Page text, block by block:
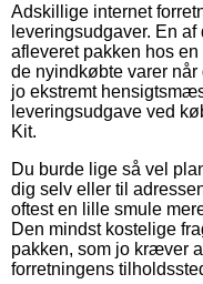
Adskillige internet
leveringsudgaver. En
afleveret pakken hos
de nyindkøbte varer
jo ekstremt
leveringsudgave ved
Kit.
Du burde lige så vel
dig selv eller til
oftest en lille smule
Den mindst kostelige
pakken, som jo kræver
forretningens